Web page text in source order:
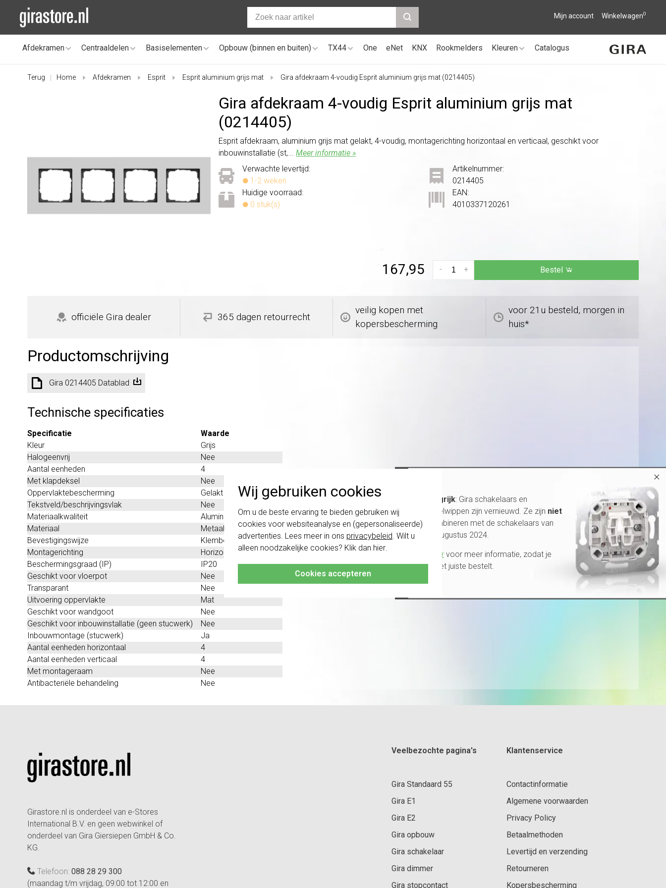
Wij gebruiken cookies
Om u de beste ervaring te bieden gebruiken wij
cookies voor websiteanalyse en (gepersonaliseerde)
advertenties. Lees meer in ons privacybeleid . Wilt u
alleen noodzakelijke cookies? Klik dan hier
Cookies accepteren
Mijn account Winkelwagen0
Afdekramen Centraaldelen Basiselementen Opbouw (binnen en buiten) TX44 One eNet KNX Rookmelders Kleuren Catalogus
Terug Home Afdekramen Esprit Esprit aluminium grijs mat Gira afdekraam 4-voudig Esprit aluminium grijs mat (0214405)
Gira afdekraam 4-voudig Esprit aluminium grijs mat
(0214405)
Esprit afdekraam, aluminium grijs mat gelakt, 4-voudig, montagerichting horizontaal en verticaal, geschikt voor
inbouwinstallatie (st,...Meer informatie »
Verwachte levertijd:
1-2 weken
Huidige voorraad:
0 stuk(s)
Artikelnummer:
0214405
EAN:
4010337120261
167,95 +
- Bestel
officiële Gira dealer 365 dagen retourrecht
veilig kopen met
kopersbescherming
voor 21u besteld, morgen in
huis*
Productomschrijving
Gira 0214405 Datablad
Technische specificaties
Specificatie
Waarde
Kleur
Grijs
Halogeenvrij
Nee
Aantal eenheden
4
Met klapdeksel
Nee
Oppervlaktebescherming
Gelakt
Tekstveld/beschrijvingsvlak
Nee
Materiaalkwaliteit
Aluminium
Materiaal
Metaal
Bevestigingswijze
Klembevestiging
Montagerichting
Horizontaal en verticaal
Beschermingsgraad (IP)
IP20
Geschikt voor vloerpot
Nee
Transparant
Nee
Uitvoering oppervlakte
Mat
Geschikt voor wandgoot
Nee
Geschikt voor inbouwinstallatie (geen stucwerk)
Nee
Inbouwmontage (stucwerk)
Ja
Aantal eenheden horizontaal
4
Aantal eenheden verticaal
4
Met montageraam
Nee
Antibacteriële behandeling
Nee
Girastore.nl is onderdeel van e-Stores
International B.V. en geen webwinkel of
onderdeel van Gira Giersiepen GmbH & Co.
KG.
Telefoon: 088 28 29 300
(maandag t/m vrijdag, 09:00 tot 12:00 en
Veelbezochte pagina's
Gira Standaard 55
Gira E1
Gira E2
Gira opbouw
Gira schakelaar
Gira dimmer
Gira stopcontact
Klantenservice
Contactinformatie
Algemene voorwaarden
Privacy Policy
Betaalmethoden
Levertijd en verzending
Retourneren
Kopersbescherming
×
Belangrijk: Gira schakelaars en
schakelwippen zijn vernieuwd. Ze zijn niet
te combineren met de schakelaars van
vóór augustus 2024.
Klik hier voor meer informatie, zodat je
altijd het juiste bestelt.